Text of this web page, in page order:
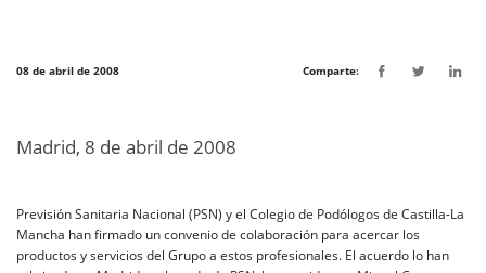
08 de abril de 2008 Comparte:
Madrid, 8 de abril de 2008
Previsión Sanitaria Nacional (PSN) y el Colegio de Podólogos de Castilla-La
Mancha han firmado un convenio de colaboración para acercar los
productos y servicios del Grupo a estos profesionales. El acuerdo lo han